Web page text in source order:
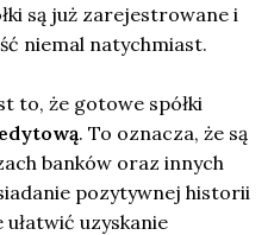
są już zarejestrowane i
niemal natychmiast.
to, że gotowe spółki
. To oznacza, że są
banków oraz innych
pozytywnej historii
uzyskanie